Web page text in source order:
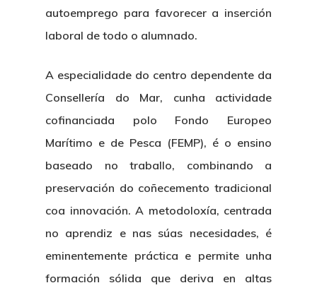
autoemprego para favorecer a inserción
laboral de todo o alumnado.
A especialidade do centro dependente da
Consellería do Mar, cunha actividade
cofinanciada polo Fondo Europeo
Marítimo e de Pesca (FEMP), é o ensino
baseado no traballo, combinando a
preservación do coñecemento tradicional
coa innovación. A metodoloxía, centrada
no aprendiz e nas súas necesidades, é
eminentemente práctica e permite unha
formación sólida que deriva en altas
About Us
Organization
Board Of Trustees
Corporate Identity
Corporate Identity
Contact
News &
What’s New
Events
Projects
Publications
Annual Report
Jobs &